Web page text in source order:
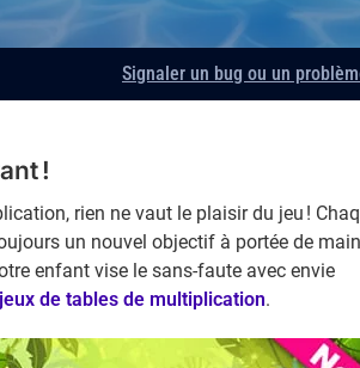
Signaler un bug ou un
!
rien ne vaut le plaisir du jeu !
un nouvel objectif à portée de
enfant vise le sans-faute avec envie
de tables de multiplication.